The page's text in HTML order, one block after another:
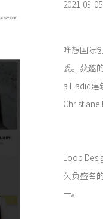
2021-03-05
唯想国际
委。获邀
a Hadid建
Christiane
Loop
久负盛名
一。